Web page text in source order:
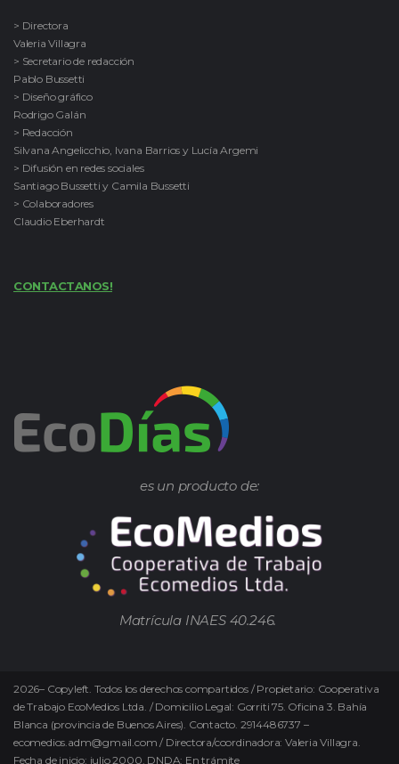
> Directora
Valeria Villagra
> Secretario de redacción
Pablo Bussetti
> Diseño gráfico
Rodrigo Galán
> Redacción
Silvana Angelicchio, Ivana Barrios y Lucía Argemi
> Difusión en redes sociales
Santiago Bussetti y Camila Bussetti
> Colaboradores
Claudio Eberhardt
CONTACTANOS!
es un producto de:
Matrícula INAES 40.246.
2026– Copyleft. Todos los derechos compartidos / Propietario: Cooperativa
de Trabajo EcoMedios Ltda. / Domicilio Legal: Gorriti 75. Oficina 3. Bahía
Blanca (provincia de Buenos Aires). Contacto. 2914486737 –
ecomedios.adm@gmail.com / Directora/coordinadora: Valeria Villagra.
Fecha de inicio: julio 2000. DNDA: En trámite